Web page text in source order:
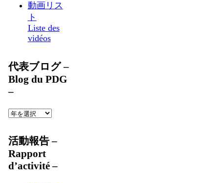
動画リス
ト
Liste des
vidéos
代表ブログ –
Blog du PDG
–
活動報告 –
Rapport
d’activité –